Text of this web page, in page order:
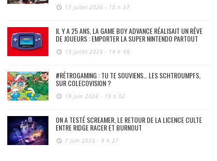
17 juillet 2026 - 10 h 37
IL Y A 25 ANS, LA GAME BOY ADVANCE RÉALISAIT UN RÊVE
DE JOUEURS : EMPORTER LA SUPER NINTENDO PARTOUT
13 juillet 2026 - 14 h 48
#RÉTROGAMING : TU TE SOUVIENS… LES SCHTROUMPFS,
SUR COLECOVISION ?
19 juin 2026 - 19 h 02
ON A TESTÉ SCREAMER, LE RETOUR DE LA LICENCE CULTE
ENTRE RIDGE RACER ET BURNOUT
7 juin 2026 - 9 h 27